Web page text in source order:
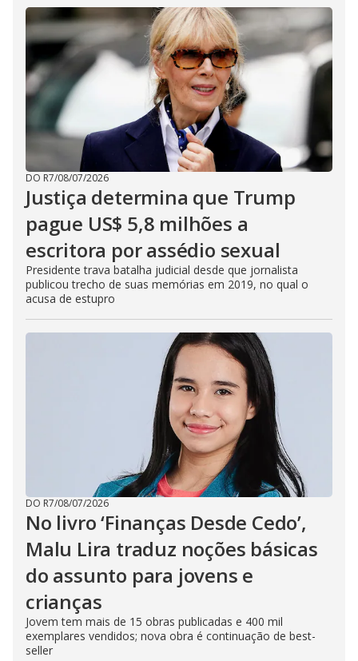
DO R7/08/07/2026
Justiça determina que Trump
pague US$ 5,8 milhões a
escritora por assédio sexual
Presidente trava batalha judicial desde que jornalista
publicou trecho de suas memórias em 2019, no qual o
acusa de estupro
DO R7/08/07/2026
No livro ‘Finanças Desde Cedo’,
Malu Lira traduz noções básicas
do assunto para jovens e
crianças
Jovem tem mais de 15 obras publicadas e 400 mil
exemplares vendidos; nova obra é continuação de best-
seller